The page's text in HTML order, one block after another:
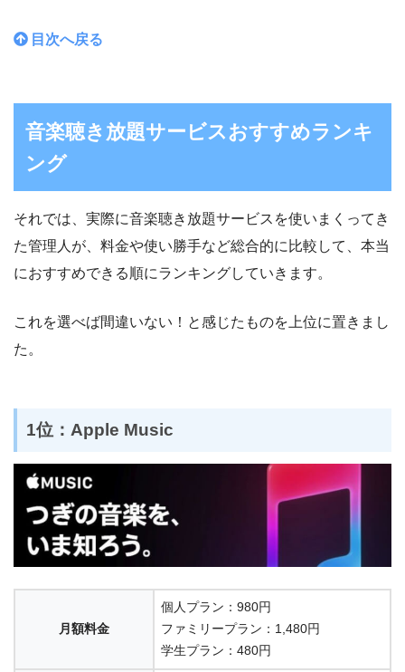
目次へ戻る
音楽聴き放題サービスおすすめランキ
ング
それでは、実際に音楽聴き放題サービスを使いまくってき
た管理人が、料金や使い勝手など総合的に比較して、本当
におすすめできる順にランキングしていきます。
これを選べば間違いない！と感じたものを上位に置きまし
た。
1位：Apple Music
月額料金
個人プラン：980円
ファミリープラン：1,480円
学生プラン：480円